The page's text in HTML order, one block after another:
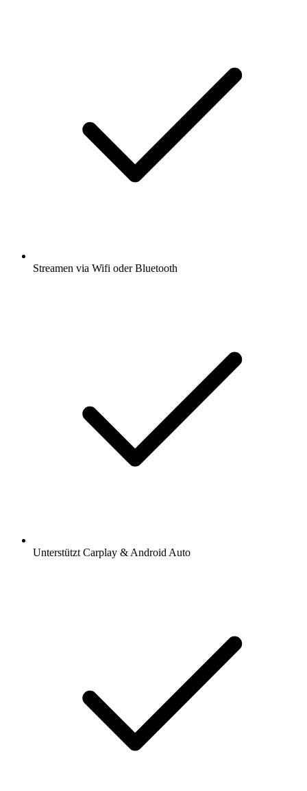
Streamen via Wifi oder Bluetooth
Unterstützt Carplay & Android Auto